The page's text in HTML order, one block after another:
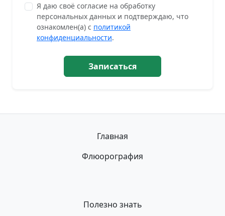
Я даю своё согласие на обработку
персональных данных и подтверждаю, что
ознакомлен(а) с политикой
конфиденциальности.
Записаться
Главная
Флюорография
Полезно знать